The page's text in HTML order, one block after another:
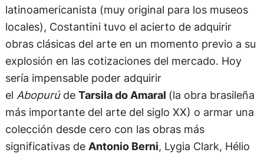
latinoamericanista (muy original para los museos
locales), Costantini tuvo el acierto de adquirir
obras clásicas del arte en un momento previo a su
explosión en las cotizaciones del mercado. Hoy
sería impensable poder adquirir
el Abopurú de Tarsila do Amaral (la obra brasileña
más importante del arte del siglo XX) o armar una
colección desde cero con las obras más
significativas de Antonio Berni, Lygia Clark, Hélio